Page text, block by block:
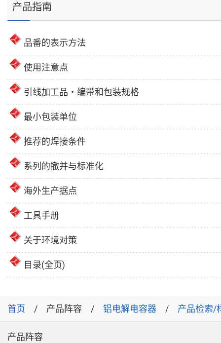
产品指南
品番的表示方法
使用注意点
引线加工品・编带和包装规格
最小包装单位
推荐的焊接条件
系列的撤并与标准化
海外生产据点
工具手册
关于环境对策
目录(全页)
首页 产品阵容 铝电解电容器 产品检索/
产品阵容